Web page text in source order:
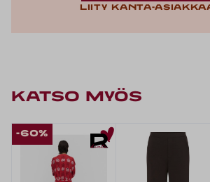
Liity kanta-
KATSO MYÖS
-60%